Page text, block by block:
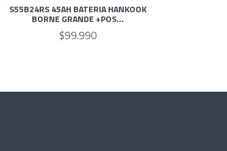
S55B24RS 45AH BATERIA HANKOOK
BORNE GRANDE +POS...
$99.990